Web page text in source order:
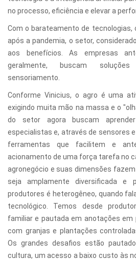
no processo, eficiência e elevar a
Com o barateamento de tecnologias,
após a pandemia, o setor,
aos benefícios. As empresas
geralmente, buscam
sensoriamento.
Conforme Vinicius, o agro é uma
exigindo muita mão na massa e o
do setor agora buscam
especialistas e, através de sensores
ferramentas que facilitem e
acionamento de uma força tarefa no
agronegócio e suas dimensões
seja amplamente diversificada e
produtores é heterogêneo, quando
tecnológico. Temos desde
familiar e pautada em anotações em
com granjas e plantações
Os grandes desafios estão
cultura, um acesso a baixo custo às